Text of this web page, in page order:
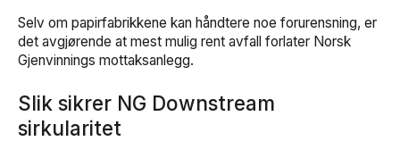
Selv om papirfabrikkene kan håndtere noe forurensning, er
det avgjørende at mest mulig rent avfall forlater Norsk
Gjenvinnings mottaksanlegg.
Slik sikrer NG Downstream
sirkularitet